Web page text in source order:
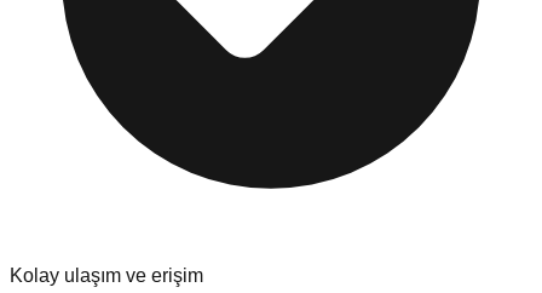
Kolay ulaşım ve erişim